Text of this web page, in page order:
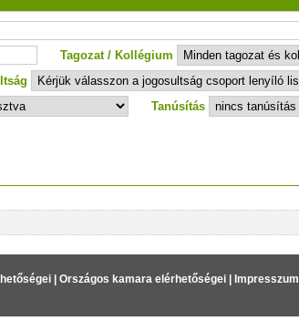
Tagozat / Kollégium
Tanúsítás
| Országos kamara elérhetőségei|
Impresszum